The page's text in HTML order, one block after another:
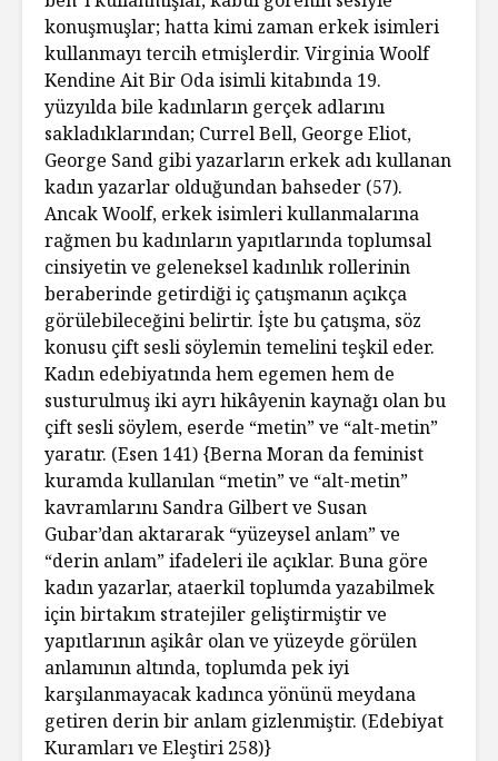
konuşmuşlar; hatta kimi zaman erkek isimleri
kullanmayı tercih etmişlerdir. Virginia Woolf
Kendine Ait Bir Oda isimli kitabında 19.
yüzyılda bile kadınların gerçek adlarını
sakladıklarından; Currel Bell, George Eliot,
George Sand gibi yazarların erkek adı kullanan
kadın yazarlar olduğundan bahseder (57).
Ancak Woolf, erkek isimleri kullanmalarına
rağmen bu kadınların yapıtlarında toplumsal
cinsiyetin ve geleneksel kadınlık rollerinin
beraberinde getirdiği iç çatışmanın açıkça
görülebileceğini belirtir. İşte bu çatışma, söz
konusu çift sesli söylemin temelini teşkil eder.
Kadın edebiyatında hem egemen hem de
susturulmuş iki ayrı hikâyenin kaynağı olan bu
çift sesli söylem, eserde “metin” ve “alt-metin”
yaratır. (Esen 141) {Berna Moran da feminist
kuramda kullanılan “metin” ve “alt-metin”
kavramlarını Sandra Gilbert ve Susan
Gubar’dan aktararak “yüzeysel anlam” ve
“derin anlam” ifadeleri ile açıklar. Buna göre
kadın yazarlar, ataerkil toplumda yazabilmek
için birtakım stratejiler geliştirmiştir ve
yapıtlarının aşikâr olan ve yüzeyde görülen
anlamının altında, toplumda pek iyi
karşılanmayacak kadınca yönünü meydana
getiren derin bir anlam gizlenmiştir. (Edebiyat
Kuramları ve Eleştiri 258)}